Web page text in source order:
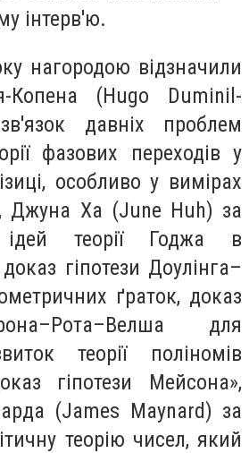
інтерв'ю.
нагородою відзначили
Копена (Hugo Duminil-
давніх проблем
фазових переходів у
особливо у вимірах
Джуна Ха (June Huh) за
ідей теорії Годжа в
гіпотези Доулінга–
ґраток, доказ
для
теорії поліномів
гіпотези Мейсона»,
(James Maynard) за
теорію чисел, який